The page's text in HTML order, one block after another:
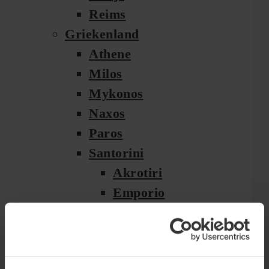
Reims
Griekenland
Athene
Milos
Mykonos
Naxos
Paros
Santorini
Akrotiri
Emporio
Imerovigli